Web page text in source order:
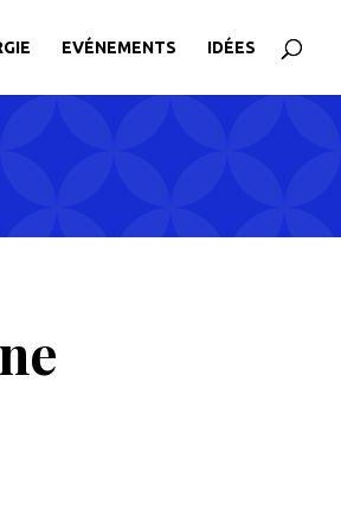
EVÉNEMENTS IDÉES